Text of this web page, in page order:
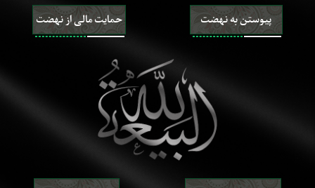
پیوستن به نهضت حمایت مالی از نهضت